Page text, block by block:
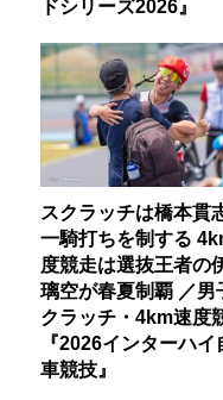
ドシリーズ2026』
スクラッチは橋本貫
一騎打ちを制する
度競走は選抜王者の
璃空が春夏制覇 ／男
クラッチ・4km速度
『2026インターハイ
車競技』